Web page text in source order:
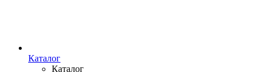
Каталог
Каталог